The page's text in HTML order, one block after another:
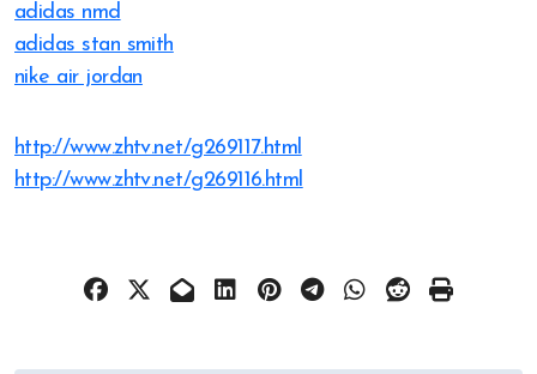
adidas nmd
adidas stan smith
nike air jordan
http://www.zhtv.net/g269117.html
http://www.zhtv.net/g269116.html